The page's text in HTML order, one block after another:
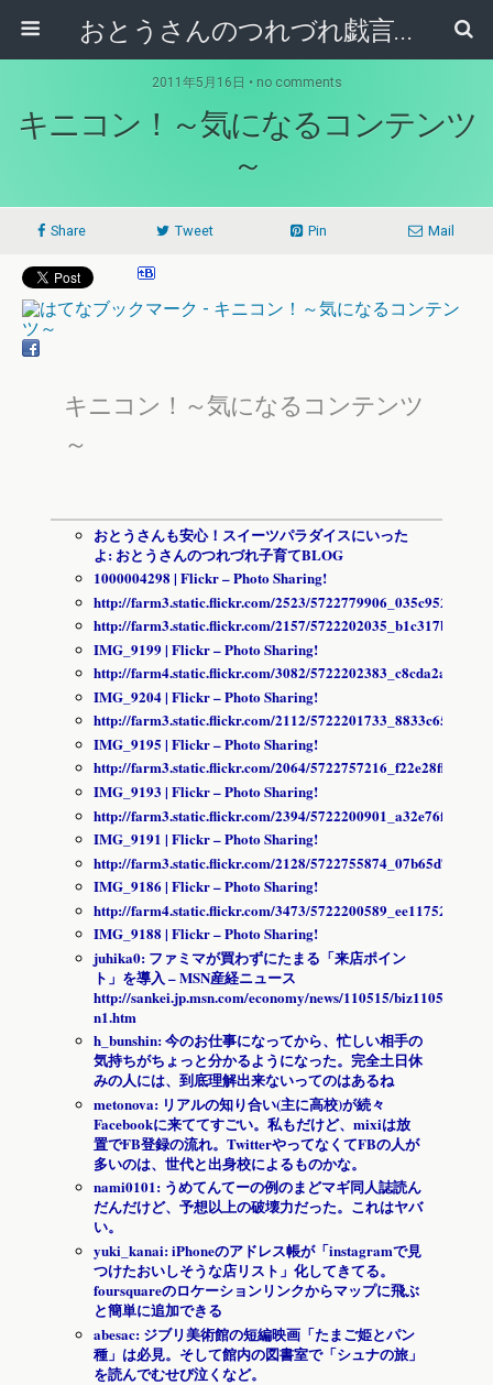
おとうさんのつれづれ戯言記
2011年5月16日 • no comments
キニコン！～気になるコンテンツ
～
Share Tweet Pin Mail
キニコン！～気になるコンテンツ
～
おとうさんも安心！スイーツパラダイスにいった
よ: おとうさんのつれづれ子育てBLOG
1000004298 | Flickr – Photo Sharing!
http://farm3.static.flickr.com/2523/
http://farm3.static.flickr.com/2157/
IMG_9199 | Flickr – Photo Sharing!
http://farm4.static.flickr.com/3082/
IMG_9204 | Flickr – Photo Sharing!
http://farm3.static.flickr.com/2112/
IMG_9195 | Flickr – Photo Sharing!
http://farm3.static.flickr.com/2064/
IMG_9193 | Flickr – Photo Sharing!
http://farm3.static.flickr.com/2394/
IMG_9191 | Flickr – Photo Sharing!
http://farm3.static.flickr.com/2128/
IMG_9186 | Flickr – Photo Sharing!
http://farm4.static.flickr.com/3473/
IMG_9188 | Flickr – Photo Sharing!
juhika0: ファミマが買わずにたまる「来店ポイン
ト」を導入 – MSN産経ニュース
http://sankei.jp.msn.com/economy/news/110515/
n1.htm
h_bunshin: 今のお仕事になってから、忙しい相手の
気持ちがちょっと分かるようになった。完全土日休
みの人には、到底理解出来ないってのはあるね
metonova: リアルの知り合い(主に高校)が続々
Facebookに来ててすごい。私もだけど、mixiは放
置でFB登録の流れ。TwitterやってなくてFBの人が
多いのは、世代と出身校によるものかな。
nami0101: うめてんてーの例のまどマギ同人誌読ん
だんだけど、予想以上の破壊力だった。これはヤバ
い。
yuki_kanai: iPhoneのアドレス帳が「instagramで見
つけたおいしそうな店リスト」化してきてる。
foursquareのロケーションリンクからマップに飛ぶ
と簡単に追加できる
abesac: ジブリ美術館の短編映画「たまご姫とパン
種」は必見。そして館内の図書室で「シュナの旅」
を読んでむせび泣くなど。